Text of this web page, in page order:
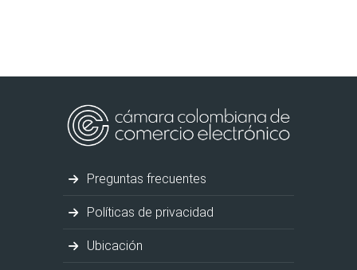
Preguntas frecuentes
Políticas de privacidad
Ubicación